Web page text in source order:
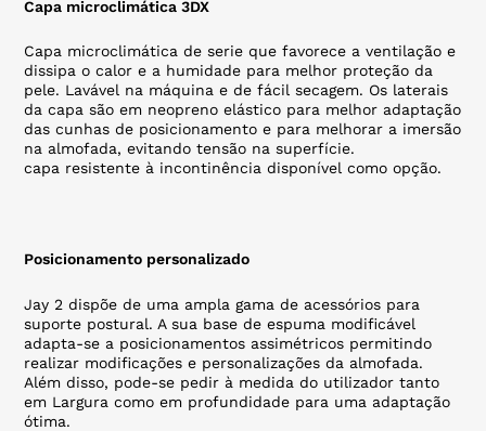
Capa microclimática 3DX
Capa microclimática de serie que favorece a ventilação e
dissipa o calor e a humidade para melhor proteção da
pele. Lavável na máquina e de fácil secagem. Os laterais
da capa são em neopreno elástico para melhor adaptação
das cunhas de posicionamento e para melhorar a imersão
na almofada, evitando tensão na superfície.
capa resistente à incontinência disponível como opção.
Posicionamento personalizado
Jay 2 dispõe de uma ampla gama de acessórios para
suporte postural. A sua base de espuma modificável
adapta-se a posicionamentos assimétricos permitindo
realizar modificações e personalizações da almofada.
Além disso, pode-se pedir à medida do utilizador tanto
em Largura como em profundidade para uma adaptação
ótima.